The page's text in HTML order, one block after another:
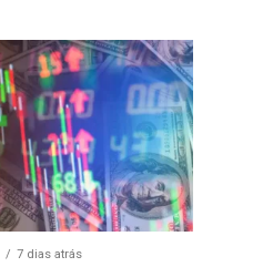
7 dias atrás